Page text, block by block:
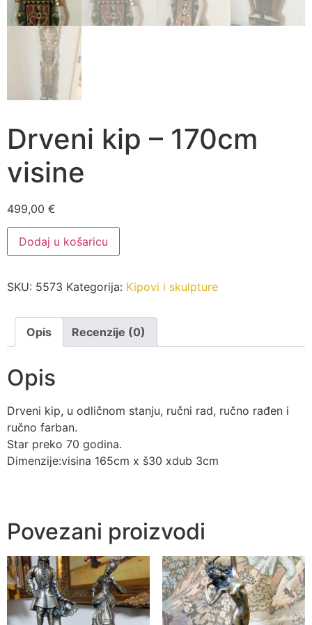
Drveni kip – 170cm
visine
499,00 €
Drveni
kip
-
količina
Dodaj u košaricu
SKU: 5573 Kategorija: Kipovi i skulpture
Opis Recenzije (0)
Opis
Drveni kip, u odličnom stanju, ručni rad, ručno rađen i
ručno farban.
Star preko 70 godina.
Dimenzije:visina 165cm x š30 xdub 3cm
Povezani proizvodi